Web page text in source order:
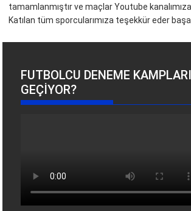
tamamlanmıştır ve maçlar Youtube
Katılan tüm sporcularımıza teşekkür eder
FUTBOLCU DENEME
GEÇIYOR?